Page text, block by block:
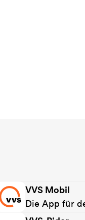
VVS Mobil
Die App für